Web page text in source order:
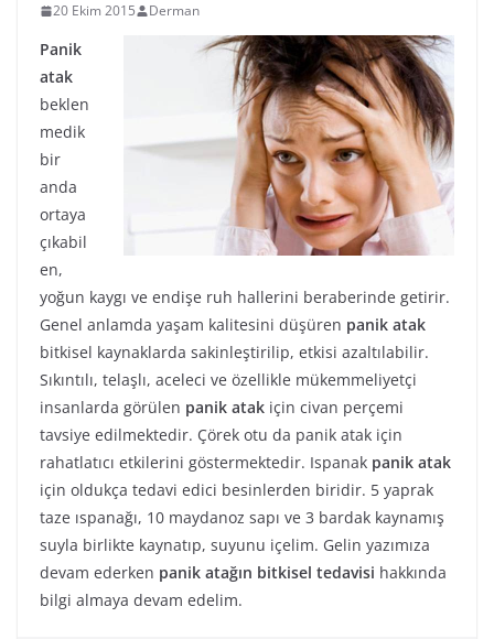
20 Ekim 2015 Derman
Panik
atak
beklen
medik
bir
anda
ortaya
çıkabil
en,
yoğun kaygı ve endişe ruh hallerini beraberinde getirir.
Genel anlamda yaşam kalitesini düşüren panik atak
bitkisel kaynaklarda sakinleştirilip, etkisi azaltılabilir.
Sıkıntılı, telaşlı, aceleci ve özellikle mükemmeliyetçi
insanlarda görülen panik atak için civan perçemi
tavsiye edilmektedir. Çörek otu da panik atak için
rahatlatıcı etkilerini göstermektedir. Ispanak panik atak
için oldukça tedavi edici besinlerden biridir. 5 yaprak
taze ıspanağı, 10 maydanoz sapı ve 3 bardak kaynamış
suyla birlikte kaynatıp, suyunu içelim. Gelin yazımıza
devam ederken panik atağın bitkisel tedavisi hakkında
bilgi almaya devam edelim.